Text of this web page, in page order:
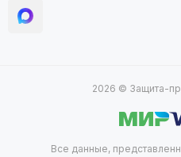
2026 © Защита-
Все данные,